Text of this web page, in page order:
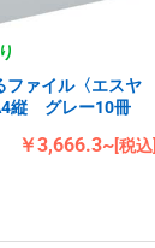
ファイル〈エスヤ
縦 グレー10冊
￥3,666.3~[税込]